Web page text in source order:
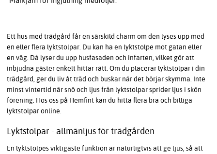
Ett hus med trädgård får en särskild charm om den lyses upp med
en eller flera lyktstolpar. Du kan ha en lyktstolpe mot gatan eller
en väg. Då lyser du upp husfasaden och infarten, vilket gör att
inbjudna gäster enkelt hittar rätt. Om du placerar lyktstolpar i din
trädgård, ger du liv åt träd och buskar när det börjar skymma. Inte
minst vintertid när snö och ljus från lyktstolpar sprider ljus i skön
förening. Hos oss på Hemfint kan du hitta flera bra och billiga
lyktstolpar online.
Lyktstolpar - allmänljus för trädgården
En lyktstolpes viktigaste funktion är naturligtvis att ge ljus, så att